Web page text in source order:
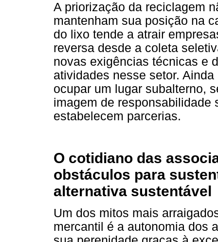
A priorização da reciclagem
mantenham sua posição na
do lixo tende a atrair
reversa desde a coleta
novas exigências técnicas e
atividades nesse setor.
ocupar um lugar subalterno,
imagem de responsabilidade
estabelecem parcerias.
O cotidiano das
obstáculos para
alternativa sustentável
Um dos mitos mais
mercantil é a autonomia dos